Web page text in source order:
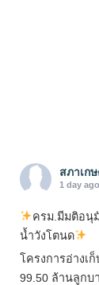
สภาเก
1 day ago
ครม.มีมติอนุ
น้ำวังโตนด
โครงการอ่างเ
99.50 ล้านลูกบ